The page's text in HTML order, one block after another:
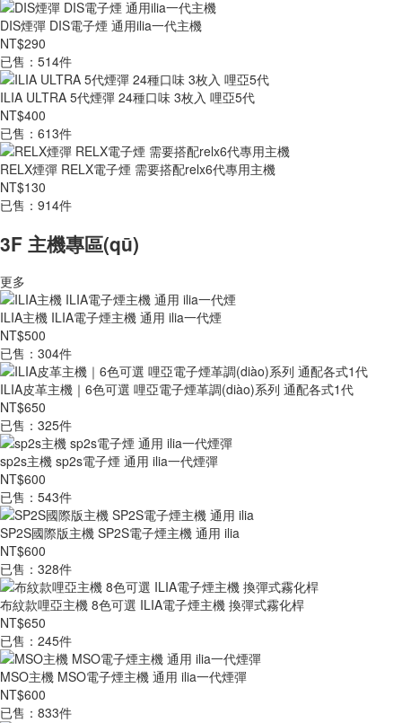
DIS煙彈 DIS電子煙 通用ilia一代主機
NT$290
已售：514件
ILIA ULTRA 5代煙彈 24種口味 3枚入 哩亞5代
NT$400
已售：613件
RELX煙彈 RELX電子煙 需要搭配relx6代專用主機
NT$130
已售：914件
3F 主機專區(qū)
更多
ILIA主機 ILIA電子煙主機 通用 ilia一代煙
NT$500
已售：304件
ILIA皮革主機｜6色可選 哩亞電子煙革調(diào)系列 通配各式1代
NT$650
已售：325件
sp2s主機 sp2s電子煙 通用 ilia一代煙彈
NT$600
已售：543件
SP2S國際版主機 SP2S電子煙主機 通用 ilia
NT$600
已售：328件
布紋款哩亞主機 8色可選 ILIA電子煙主機 換彈式霧化桿
NT$650
已售：245件
MSO主機 MSO電子煙主機 通用 ilia一代煙彈
NT$600
已售：833件